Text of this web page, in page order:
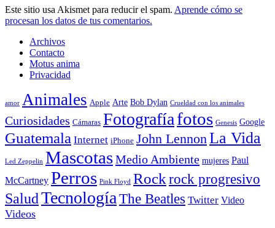
Este sitio usa Akismet para reducir el spam. Aprende cómo se
procesan los datos de tus comentarios.
Archivos
Contacto
Motus anima
Privacidad
amor Animales Apple Arte Bob Dylan Crueldad con los animales
Curiosidades Cámaras Fotografíafotos Genesis Google
Guatemala Internet iPhone John LennonLa Vida
Led Zeppelin MascotasMedio Ambiente mujeres Paul
McCartney Perros Pink Floyd Rockrock progresivo
SaludTecnologíaThe Beatles Twitter Video
Videos